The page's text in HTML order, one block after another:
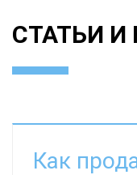
СТАТЬИ И
Как